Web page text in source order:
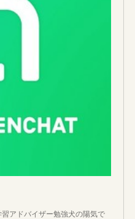
アドバイザー勉強犬の陽気で